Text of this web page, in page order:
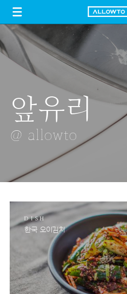
FREE DOWNLOAD GUIDE
앞유리
@ allowto
덩굴식물
@ allowto
크림스파
@ allowto
빨간꽃
@ allowto
뾰족한
@ allowto
DISH
한국 오이김치